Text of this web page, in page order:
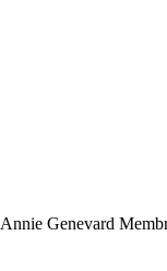
Annie Genevard